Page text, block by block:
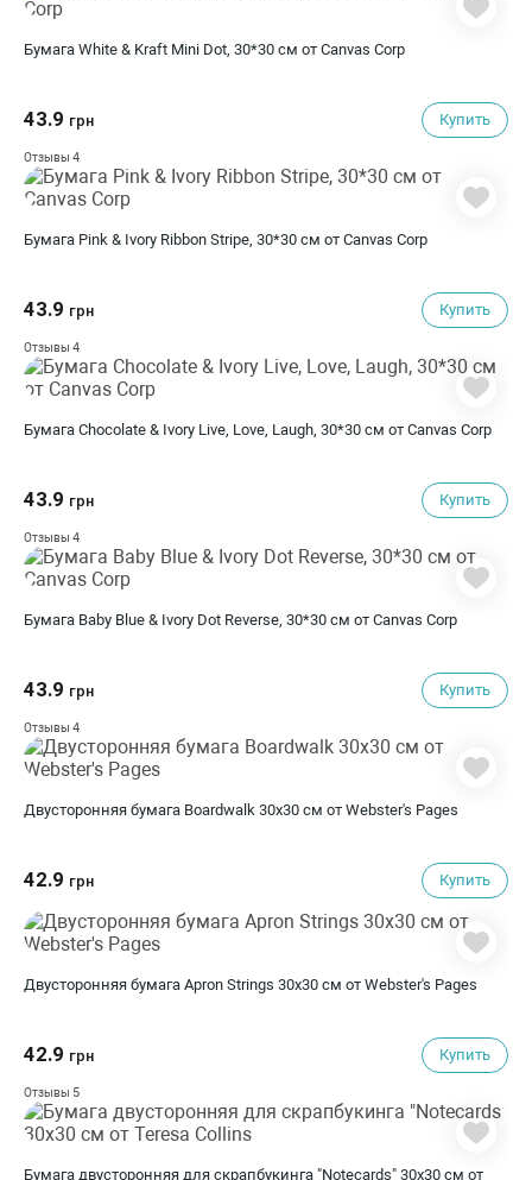
Бумага White & Kraft Mini Dot, 30*30 см от Canvas Corp
43.9 грн Купить
Отзывы 4
Бумага Pink & Ivory Ribbon Stripe, 30*30 см от Canvas Corp
43.9 грн Купить
Отзывы 4
Бумага Chocolate & Ivory Live, Love, Laugh, 30*30 см от Canvas Corp
43.9 грн Купить
Отзывы 4
Бумага Baby Blue & Ivory Dot Reverse, 30*30 см от Canvas Corp
43.9 грн Купить
Отзывы 4
Двусторонняя бумага Boardwalk 30х30 см от Webster's Pages
42.9 грн Купить
Двусторонняя бумага Apron Strings 30х30 см от Webster's Pages
42.9 грн Купить
Отзывы 5
Бумага двусторонняя для скрапбукинга "Notecards" 30х30 см от